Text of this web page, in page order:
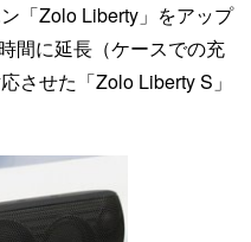
「Zolo Liberty」をアップ
間に延長（ケースでの充
させた「Zolo Liberty S」